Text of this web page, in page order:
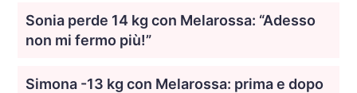
Sonia perde 14 kg con Melarossa: “Adesso
non mi fermo più!”
Simona -13 kg con Melarossa: prima e dopo